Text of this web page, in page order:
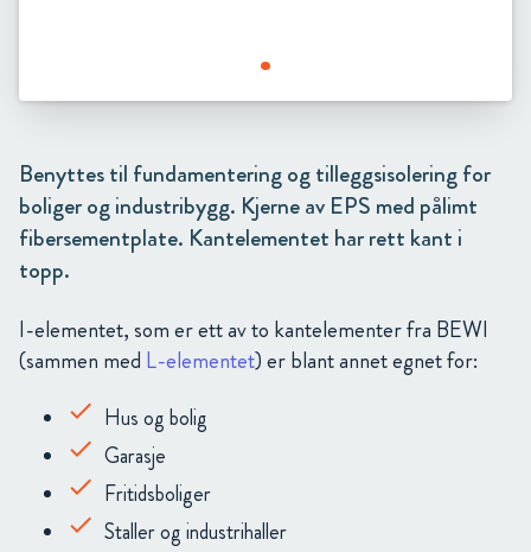
Benyttes til fundamentering og tilleggsisolering for
boliger og industribygg. Kjerne av EPS med pålimt
fibersementplate. Kantelementet har rett kant i
topp.
I-elementet, som er ett av to kantelementer fra BEWI
(sammen med L-elementet) er blant annet egnet for:
Hus og bolig
Garasje
Fritidsboliger
Staller og industrihaller